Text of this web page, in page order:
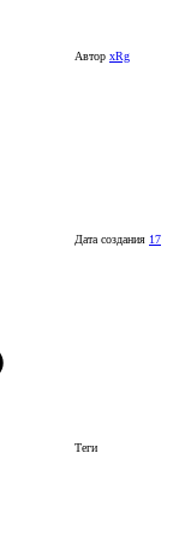
Автор xRg
Дата создания 17
Теги